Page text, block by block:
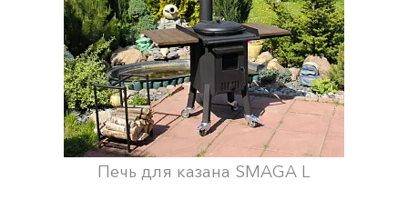
Печь для казана SMAGA L